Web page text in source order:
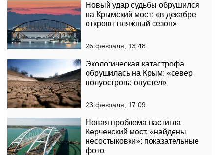
Новый удар судьбы обрушился
на Крымский мост: «в декабре
откроют пляжный сезон»
26 февраля, 13:48
Экологическая катастрофа
обрушилась на Крым: «север
полуострова опустел»
23 февраля, 17:09
Новая проблема настигла
Керченский мост, «найдены
несостыковки»: показательные
фото